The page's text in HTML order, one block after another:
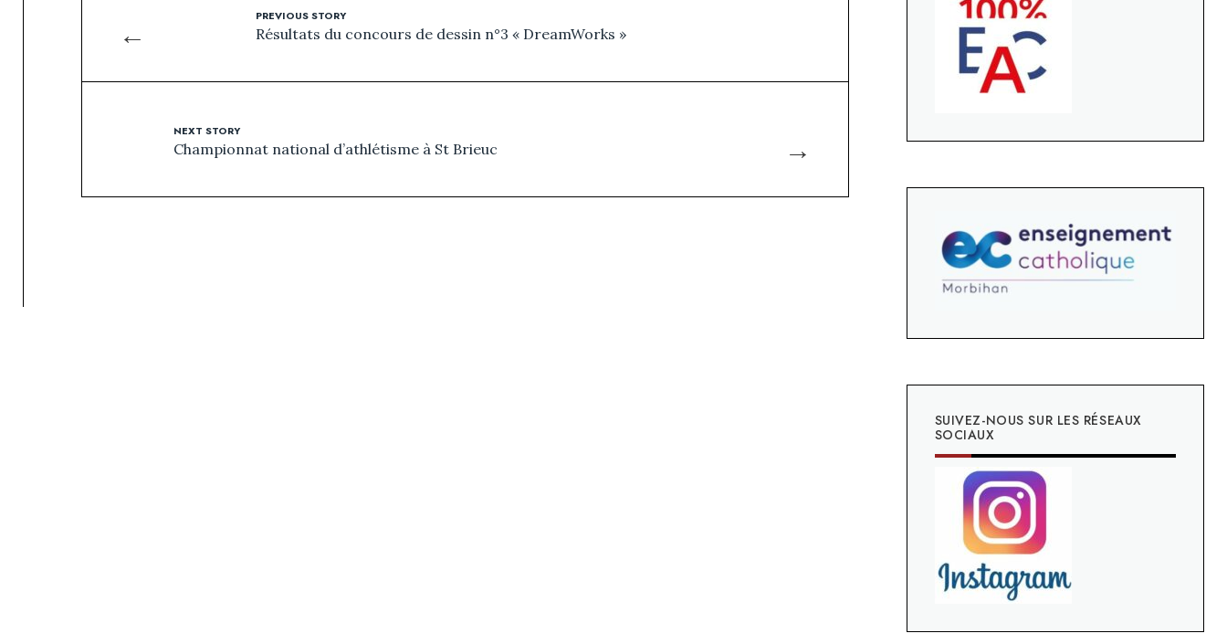
←
PREVIOUS STORY
Résultats du concours de dessin n°3 « DreamWorks »
→
NEXT STORY
Championnat national d’athlétisme à St Brieuc
SUIVEZ-NOUS SUR LES RÉSEAUX
SOCIAUX